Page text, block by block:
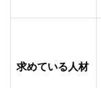
求めている人材